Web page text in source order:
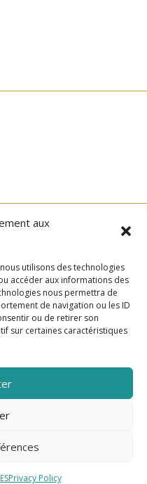
aux
utilisons des technologies
accéder aux informations des
nous permettra de
de navigation ou les ID
ou de retirer son
sur certaines caractéristiques
Privacy Policy